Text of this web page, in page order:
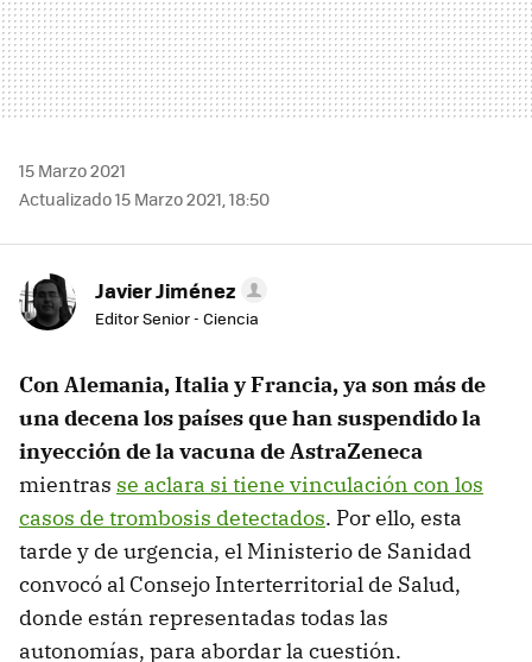
15 Marzo 2021
Actualizado 15 Marzo 2021, 18:50
Javier Jiménez
Editor Senior - Ciencia
Con Alemania, Italia y Francia, ya son más de
una decena los países que han suspendido la
inyección de la vacuna de AstraZeneca
mientras se aclara si tiene vinculación con los
casos de trombosis detectados. Por ello, esta
tarde y de urgencia, el Ministerio de Sanidad
convocó al Consejo Interterritorial de Salud,
donde están representadas todas las
autonomías, para abordar la cuestión.